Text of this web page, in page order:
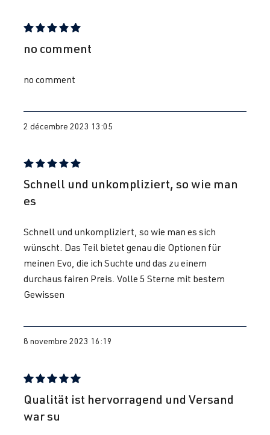
Évaluation avec une note de 5 sur 5 étoiles
no comment
no comment
2 décembre 2023 13:05
Évaluation avec une note de 5 sur 5 étoiles
Schnell und unkompliziert, so wie man
es
Schnell und unkompliziert, so wie man es sich
wünscht. Das Teil bietet genau die Optionen für
meinen Evo, die ich Suchte und das zu einem
durchaus fairen Preis. Volle 5 Sterne mit bestem
Gewissen
8 novembre 2023 16:19
Évaluation avec une note de 5 sur 5 étoiles
Qualität ist hervorragend und Versand
war su